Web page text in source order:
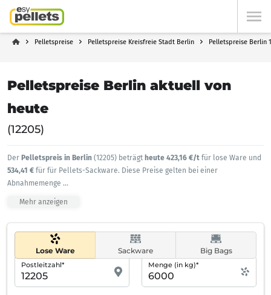
Pelletspreise Pelletspreise Kreisfreie Stadt Berlin Pelletspreise Berlin
Pelletspreise Berlin aktuell von
heute
(12205)
Der Pelletspreis in Berlin (12205) beträgt heute 423,16 €/t für lose Ware und
534,41 € für für Pellets-Sackware. Diese Preise gelten bei einer
Abnahmemenge ...
Mehr anzeigen
Lose Ware Sackware Big Bags
Postleitzahl* Menge (in kg)*